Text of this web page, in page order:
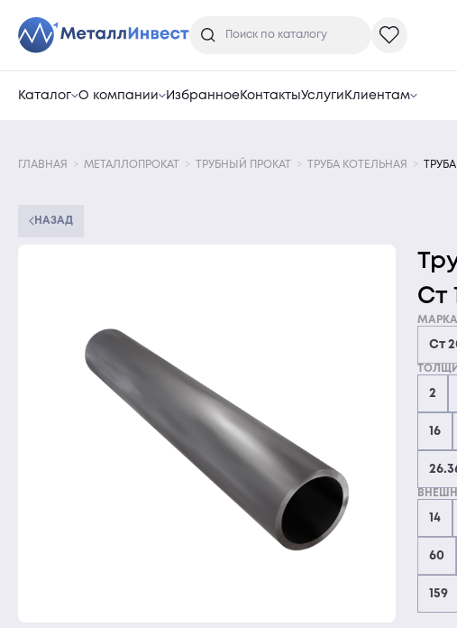
Каталог О компании ИзбранноеКонтактыУслуги Клиентам
ГЛАВНАЯ МЕТАЛЛОПРОКАТ ТРУБНЫЙ ПРОКАТ ТРУБА КОТЕЛЬНАЯ
НАЗАД
Ст
Ст
2
16
14
60
159